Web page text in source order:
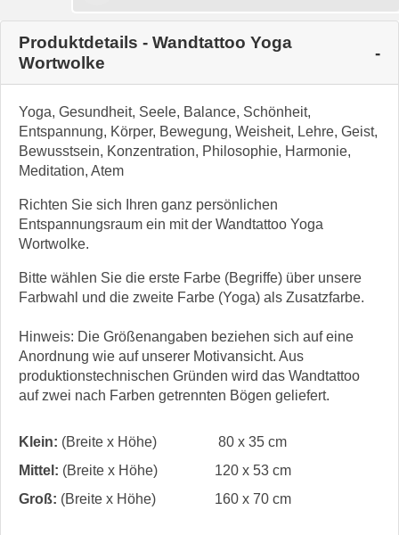
Produktdetails - Wandtattoo Yoga
Wortwolke
Yoga, Gesundheit, Seele, Balance, Schönheit,
Entspannung, Körper, Bewegung, Weisheit, Lehre, Geist,
Bewusstsein, Konzentration, Philosophie, Harmonie,
Meditation, Atem
Richten Sie sich Ihren ganz persönlichen
Entspannungsraum ein mit der Wandtattoo Yoga
Wortwolke.
Bitte wählen Sie die erste Farbe (Begriffe) über unsere
Farbwahl und die zweite Farbe (Yoga) als Zusatzfarbe.
Hinweis: Die Größenangaben beziehen sich auf eine
Anordnung wie auf unserer Motivansicht. Aus
produktionstechnischen Gründen wird das Wandtattoo
auf zwei nach Farben getrennten Bögen geliefert.
Klein: (Breite x Höhe)
80 x 35 cm
Mittel: (Breite x Höhe)
120 x 53 cm
Groß: (Breite x Höhe) 160 x 70 cm